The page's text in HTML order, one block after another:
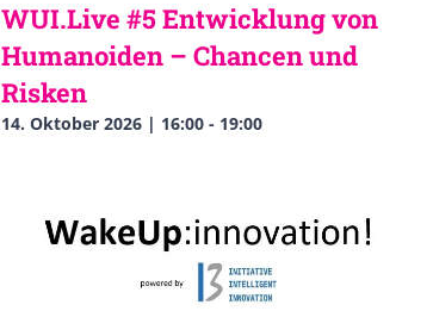
WUI.Live #5 Entwicklung von
Humanoiden – Chancen und
Risken
14. Oktober 2026 | 16:00- 19:00